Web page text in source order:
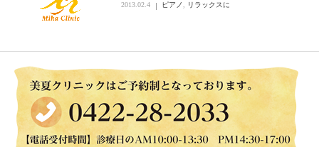
2013.02.4 ピアノ リラックスに